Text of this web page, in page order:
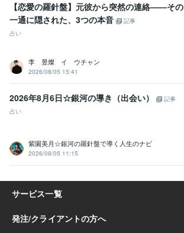
【恋愛の羅針盤】元彼から突然の連絡——その
一通に隠された、3つの本音
記事
占い
李 昱燦 イ ウチャン
2026/08/05 15:41
2026年8月6日☆銀河の導き（出会い）
記事
占い
紫園美月☆銀河の羅針盤で導く人生のナビ
2026/08/05 11:15